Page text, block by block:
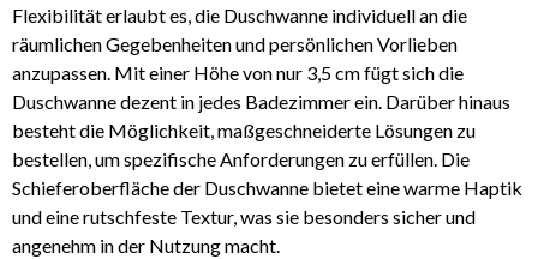
Flexibilität erlaubt es, die Duschwanne individuell an die
räumlichen Gegebenheiten und persönlichen Vorlieben
anzupassen. Mit einer Höhe von nur 3,5 cm fügt sich die
Duschwanne dezent in jedes Badezimmer ein. Darüber hinaus
besteht die Möglichkeit, maßgeschneiderte Lösungen zu
bestellen, um spezifische Anforderungen zu erfüllen. Die
Schieferoberfläche der Duschwanne bietet eine warme Haptik
und eine rutschfeste Textur, was sie besonders sicher und
angenehm in der Nutzung macht.